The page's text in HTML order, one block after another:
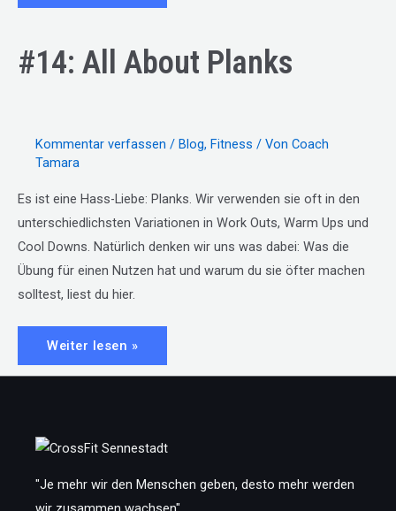
DIESE
PUSH
UPS
#14: All About Planks
Kommentar verfassen / Blog, Fitness / Von Coach
Tamara
Es ist eine Hass-Liebe: Planks. Wir verwenden sie oft in den
unterschiedlichsten Variationen in Work Outs, Warm Ups und
Cool Downs. Natürlich denken wir uns was dabei: Was die
Übung für einen Nutzen hat und warum du sie öfter machen
solltest, liest du hier.
#14:
About
Planks
Weiter lesen »
"Je mehr wir den Menschen geben, desto mehr werden